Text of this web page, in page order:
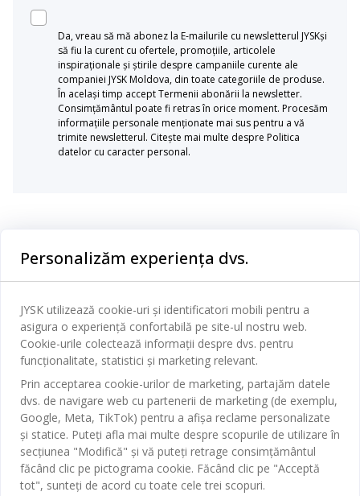
Da, vreau să mă abonez la E-mailurile cu newsletterul JYSKși
să fiu la curent cu ofertele, promoțiile, articolele
inspiraționale și știrile despre campaniile curente ale
companiei JYSK Moldova, din toate categoriile de produse.
În același timp accept Termenii abonării la newsletter.
Consimțământul poate fi retras în orice moment. Procesăm
informațiile personale menționate mai sus pentru a vă
trimite newsletterul. Citește mai multe despre Politica
datelor cu caracter personal.
Baie
Birou
Sufragerie
Bucătărie
Depozitare
Perdele
Grădină
Contact Relații Clienți
Magazine și program
Broșură
Termeni si conditii vânzări online
Garantia prețului
Garanția Produselor
JYSK
Despre JYSK
JYSK.com
Presă
Locuri de muncă
SEDIU CENTRAL
TAROL-DD S.R.L. str. Jubiliara, 41A mun. Chișinău, Republica
Moldova
JYSK BUSINESS TO BUSINESS
JYSK RELAȚII CLIENȚI
Contact Relații Clienți
Telefon: 022 022 030
E-mail: support@jysk.md
Urmărește Jysk
Personalizăm experiența dvs.
JYSK utilizează cookie-uri și identificatori mobili pentru a
asigura o experiență confortabilă pe site-ul nostru web.
Cookie-urile colectează informații despre dvs. pentru
funcționalitate, statistici și marketing relevant.
Prin acceptarea cookie-urilor de marketing, partajăm datele
dvs. de navigare web cu partenerii de marketing (de exemplu,
Google, Meta, TikTok) pentru a afișa reclame personalizate
și statice. Puteți afla mai multe despre scopurile de utilizare în
secțiunea "Modifică" și vă puteți retrage consimțământul
făcând clic pe pictograma cookie. Făcând clic pe "Acceptă
tot", sunteți de acord cu toate cele trei scopuri.